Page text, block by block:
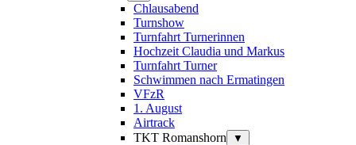
Chlausabend
Turnshow
Turnfahrt Turnerinnen
Hochzeit Claudia und Markus
Turnfahrt Turner
Schwimmen nach Ermatingen
VFzR
1. August
Airtrack
TKT Romanshorn
▼